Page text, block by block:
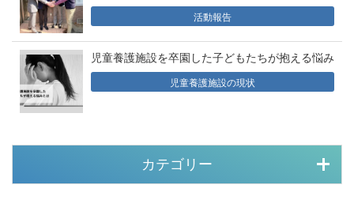
活動報告
児童養護施設を卒園した子どもたちが抱える悩み
児童養護施設の現状
カテゴリー